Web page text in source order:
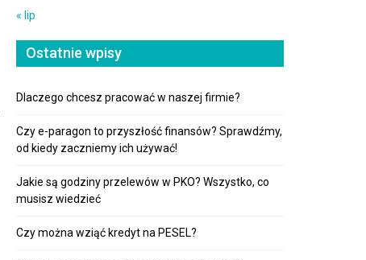
« lip
Ostatnie wpisy
Dlaczego chcesz pracować w naszej firmie?
Czy e-paragon to przyszłość finansów? Sprawdźmy,
od kiedy zaczniemy ich używać!
Jakie są godziny przelewów w PKO? Wszystko, co
musisz wiedzieć
Czy można wziąć kredyt na PESEL?